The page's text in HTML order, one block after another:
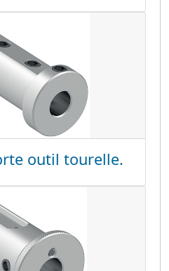
outil tourelle.